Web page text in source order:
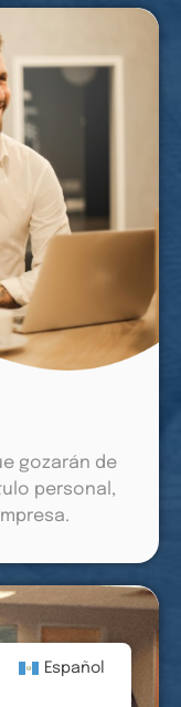
gozarán de
personal,
Español